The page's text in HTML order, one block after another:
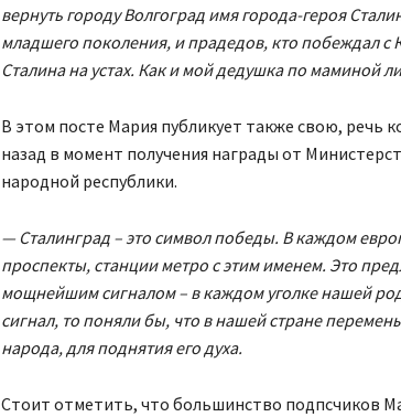
вернуть городу Волгоград имя города-героя
младшего поколения, и прадедов, кто побеждал с
Сталина на устах. Как и мой дедушка по маминой
В этом посте Мария публикует также свою, речь
назад в момент получения награды от
народной республики.
— Сталинград – это символ победы. В каждом
проспекты, станции метро с этим именем. Это
мощнейшим сигналом – в каждом уголке нашей
сигнал, то поняли бы, что в нашей стране
народа, для поднятия его духа.
Стоит отметить, что большинство подпсчиков